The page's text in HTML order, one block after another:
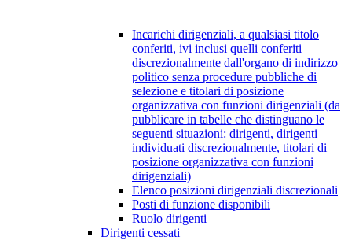
Incarichi dirigenziali, a qualsiasi titolo
conferiti, ivi inclusi quelli conferiti
discrezionalmente dall'organo di indirizzo
politico senza procedure pubbliche di
selezione e titolari di posizione
organizzativa con funzioni dirigenziali (da
pubblicare in tabelle che distinguano le
seguenti situazioni: dirigenti, dirigenti
individuati discrezionalmente, titolari di
posizione organizzativa con funzioni
dirigenziali)
Elenco posizioni dirigenziali discrezionali
Posti di funzione disponibili
Ruolo dirigenti
Dirigenti cessati